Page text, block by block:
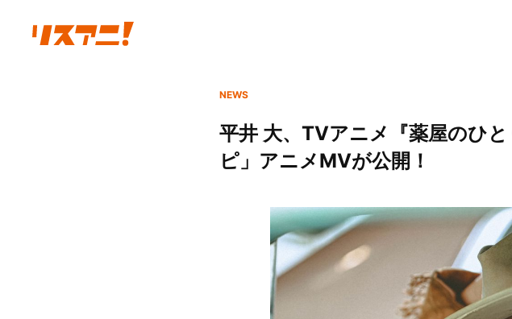
NEWS
平井 大、TVアニメ『薬屋のひ
ピ」アニメMVが公開！